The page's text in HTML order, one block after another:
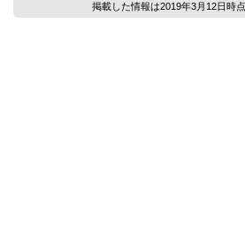
掲載した情報は2019年3月12日時点